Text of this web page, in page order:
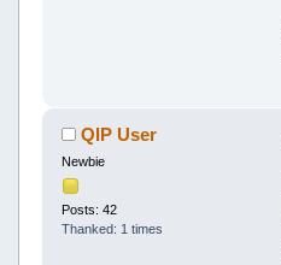
QIP User
Newbie
Posts: 42
Thanked: 1 times